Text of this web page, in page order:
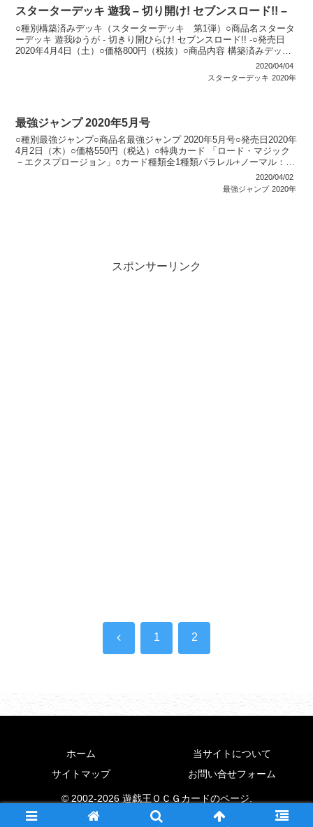
スターターデッキ 遊我 – 切り開け! セブンスロード!! –
○種別構築済みデッキ（スターターデッキ 第1弾）○商品名スタータ
ーデッキ 遊我ゆうが - 切きり開ひらけ! セブンスロード!! -○発売日
2020年4月4日（土）○価格800円（税抜）○商品内容 構築済みデッキ
2020/04/04
スターターデッキ 2020年
最強ジャンプ 2020年5月号
○種別最強ジャンプ○商品名最強ジャンプ 2020年5月号○発売日2020年
4月2日（木）○価格550円（税込）○特典カード 「ロード・マジック
－エクスプロージョン」○カード種類全1種類パラレル+ノーマル：1
2020/04/02
最強ジャンプ 2020年
スポンサーリンク
前 1 2
ホーム
当サイトについて
サイトマップ
お問い合せフォーム
© 2002-2026 遊戯王ＯＣＧカードのページ.